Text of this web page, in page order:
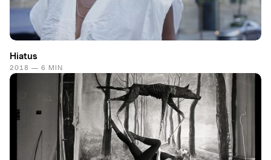
Hiatus
2018 — 6 MIN